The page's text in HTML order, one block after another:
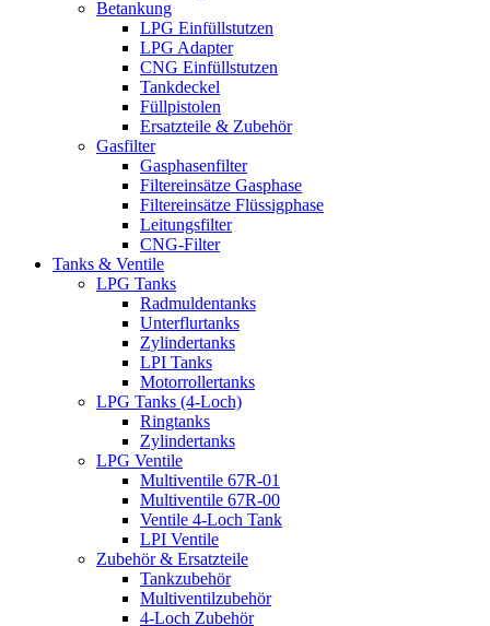
Betankung
LPG Einfüllstutzen
LPG Adapter
CNG Einfüllstutzen
Tankdeckel
Füllpistolen
Ersatzteile & Zubehör
Gasfilter
Gasphasenfilter
Filtereinsätze Gasphase
Filtereinsätze Flüssigphase
Leitungsfilter
CNG-Filter
Tanks & Ventile
LPG Tanks
Radmuldentanks
Unterflurtanks
Zylindertanks
LPI Tanks
Motorrollertanks
LPG Tanks (4-Loch)
Ringtanks
Zylindertanks
LPG Ventile
Multiventile 67R-01
Multiventile 67R-00
Ventile 4-Loch Tank
LPI Ventile
Zubehör & Ersatzteile
Tankzubehör
Multiventilzubehör
4-Loch Zubehör